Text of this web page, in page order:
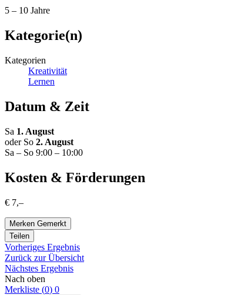
5 – 10 Jahre
Kategorie(n)
Kategorien
Kreativität
Lernen
Datum & Zeit
Sa 1. August
oder So 2. August
Sa – So 9:00 – 10:00
Kosten & Förderungen
€ 7,–
Merken Gemerkt
Teilen
Vorheriges Ergebnis
Zurück zur Übersicht
Nächstes Ergebnis
Nach oben
Merkliste (0) 0